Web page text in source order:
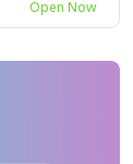
Open Now